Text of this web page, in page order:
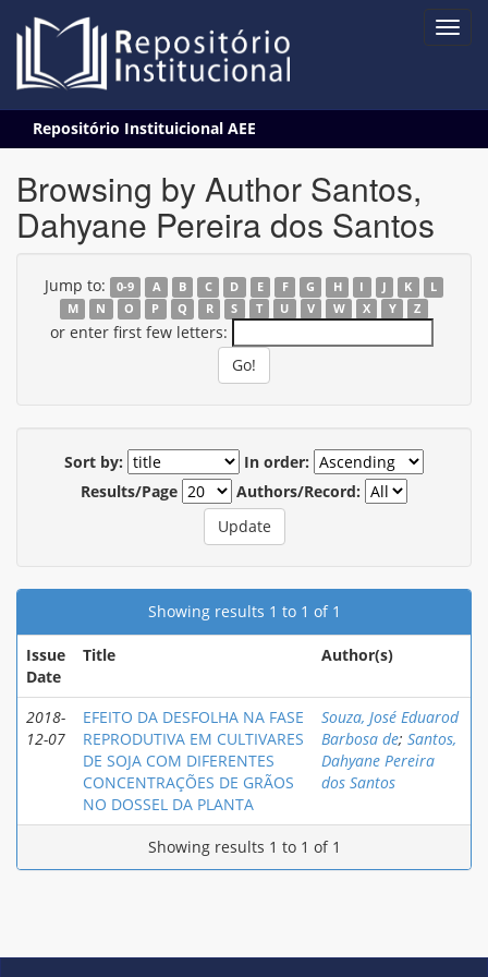
navigation
Repositório Instituicional AEE
Browsing by Author Santos,
Dahyane Pereira dos Santos
Jump to: 0-9 A B C D E F G H I J K
L
M
N O P Q R S T U V W X Y Z
or enter first few letters:
Sort by:
In order:
Results/Page
Authors/Record:
Showing results 1 to 1 of 1
Issue
Date
Title Author(s)
2018-
12-07
EFEITO DA DESFOLHA NA FASE
REPRODUTIVA EM CULTIVARES
DE SOJA COM DIFERENTES
CONCENTRAÇÕES DE GRÃOS
NO DOSSEL DA PLANTA
Souza, José Eduarod
Barbosa de; Santos,
Dahyane Pereira
dos Santos
Showing results 1 to 1 of 1